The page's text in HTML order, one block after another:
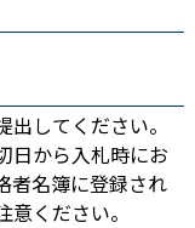
してください。
から入札時にお
者名簿に登録され
ください。